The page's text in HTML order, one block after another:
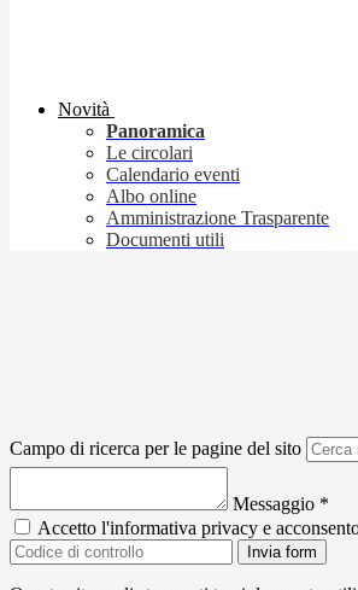
Novità
Panoramica
Le circolari
Calendario eventi
Albo online
Amministrazione Trasparente
Documenti utili
Campo di ricerca per le pagine del sito
Messaggio *
Accetto l'informativa privacy e
Invia form